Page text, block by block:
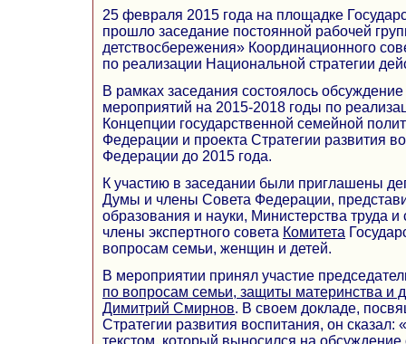
25 февраля 2015 года на площадке
прошло заседание постоянной рабочей
детствосбережения» Координационного
по реализации Национальной стратегии
В рамках заседания состоялось
мероприятий на 2015-2018 годы по
Концепции государственной семейной
Федерации и проекта Стратегии развития
Федерации до 2015 года.
К участию в заседании были приглашены
Думы и члены Совета Федерации,
образования и науки, Министерства труда
члены экспертного совета Комитета
вопросам семьи, женщин и детей.
В мероприятии принял участие
по вопросам семьи, защиты материнства и
Димитрий Смирнов. В своем докладе,
Стратегии развития воспитания, он сказал:
текстом, который выносился на